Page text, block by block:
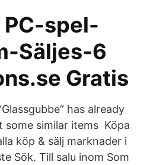
spel-
Säljes-6
Gratis
has already
some similar items Köpa
köp & sälj marknader i
Sök. Till salu inom Som